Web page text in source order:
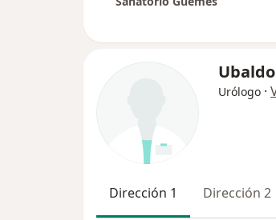
Urólogo ·
Dirección 1 Dirección 2